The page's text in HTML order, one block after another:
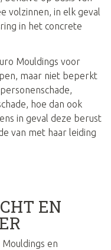
volzinnen, in elk geval
in het concrete
Mouldings voor
maar niet beperkt
hoe dan ook
in geval deze berust
van met haar leiding
EN
en